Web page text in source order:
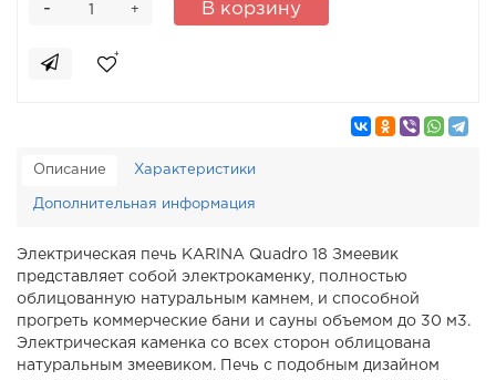
+
- В корзину
Описание Характеристики
Дополнительная информация
Электрическая печь KARINA Quadro 18 Змеевик
представляет собой электрокаменку, полностью
облицованную натуральным камнем, и способной
прогреть коммерческие бани и сауны объемом до 30 м3.
Электрическая каменка со всех сторон облицована
натуральным змеевиком. Печь с подобным дизайном